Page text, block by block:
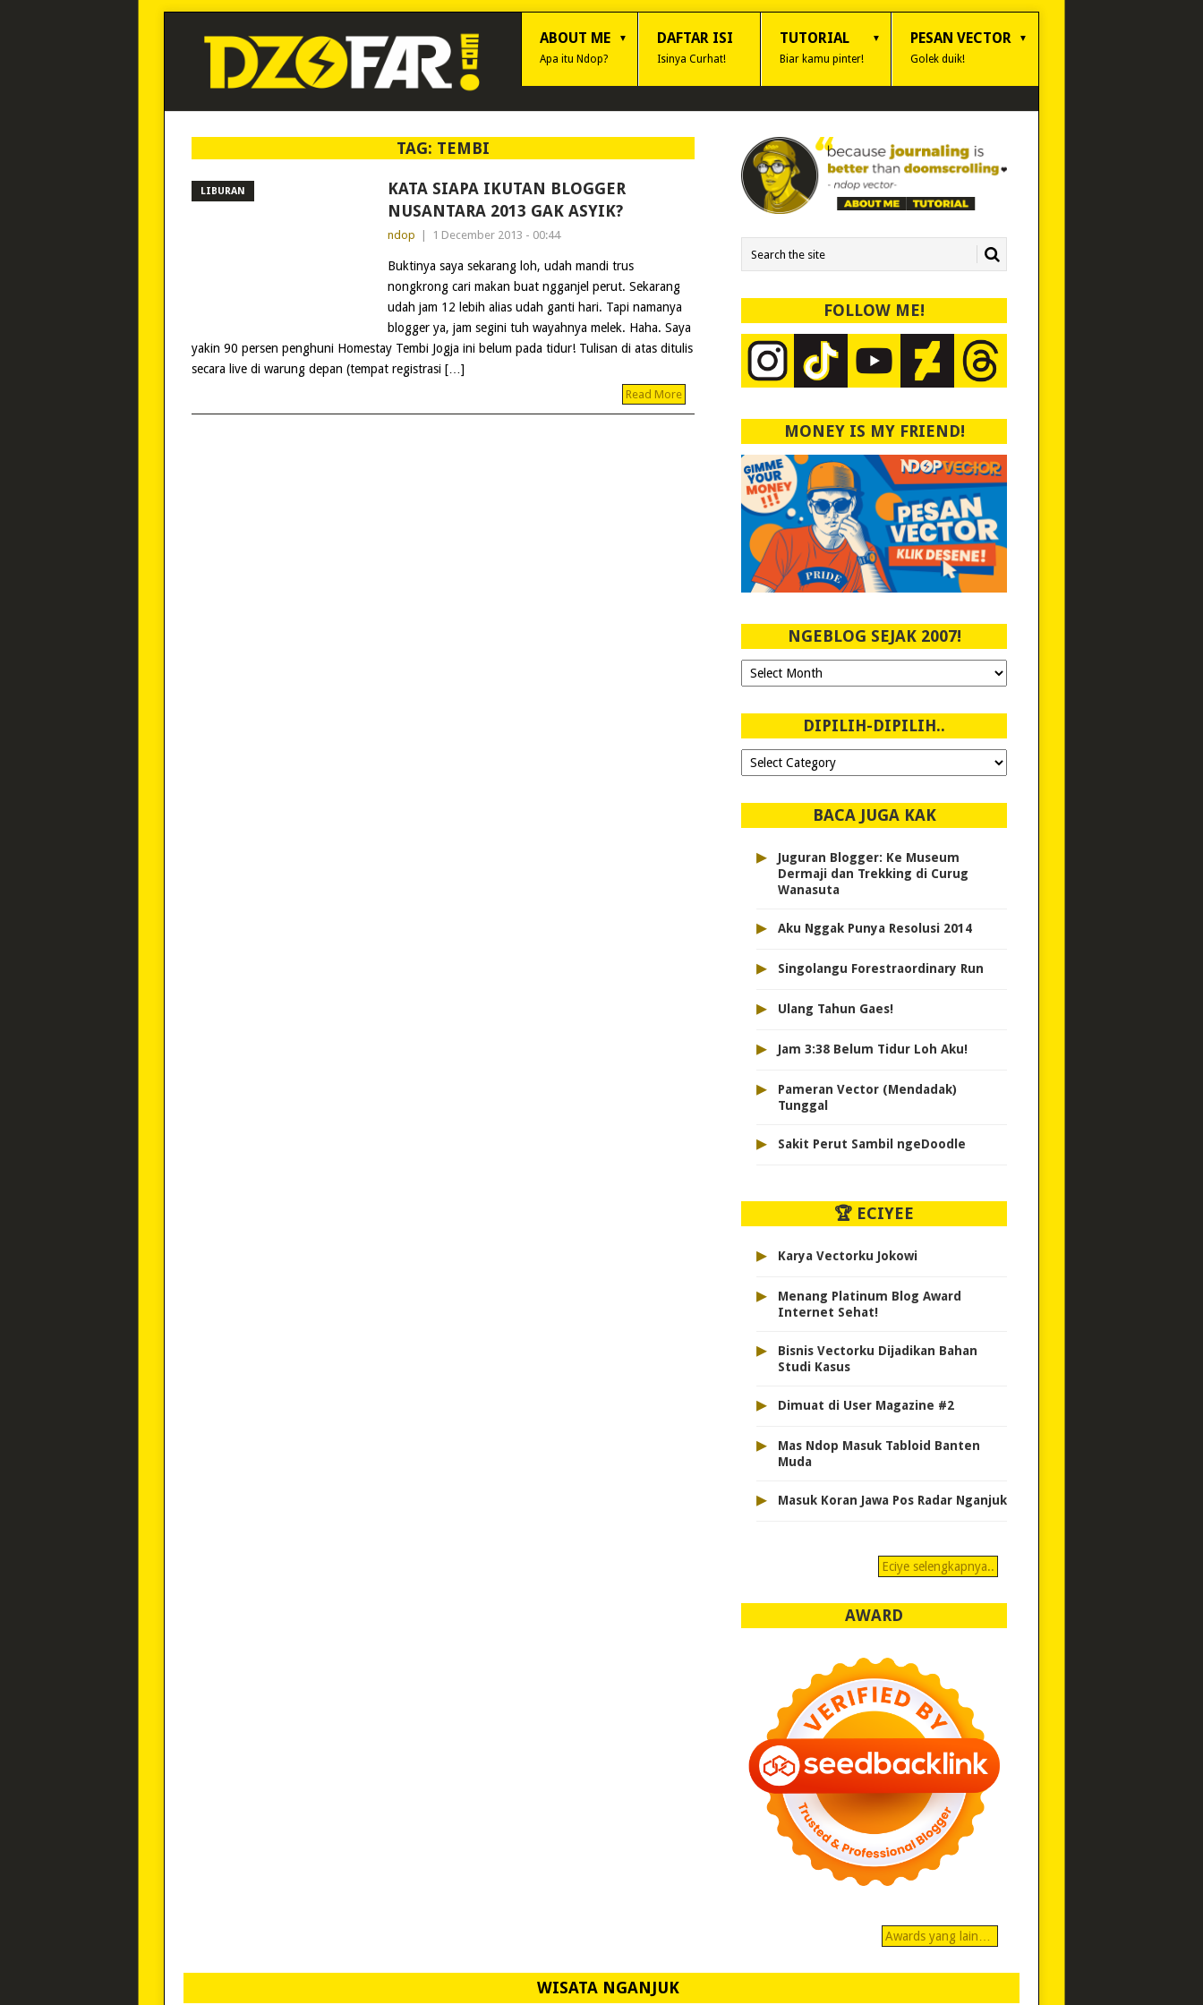
ABOUT ME
Apa itu Ndop?
DAFTAR ISI
Isinya Curhat!
TUTORIAL
Biar kamu pinter!
PESAN VECTOR
Golek duik!
TAG: TEMBI
LIBURAN
KATA SIAPA IKUTAN BLOGGER
NUSANTARA 2013 GAK ASYIK?
ndop 1 December 2013 - 00:44
Buktinya saya sekarang loh, udah mandi trus
nongkrong cari makan buat ngganjel perut. Sekarang
udah jam 12 lebih alias udah ganti hari. Tapi namanya
blogger ya, jam segini tuh wayahnya melek. Haha. Saya
yakin 90 persen penghuni Homestay Tembi Jogja ini belum pada tidur! Tulisan di atas ditulis
secara live di warung depan (tempat registrasi […]
Read More
FOLLOW ME!
MONEY IS MY FRIEND!
NGEBLOG SEJAK 2007!
Ngeblog
Sejak
DIPILIH-DIPILIH..
Dipilih-
dipilih..
BACA JUGA KAK
▸
Juguran Blogger: Ke Museum
Dermaji dan Trekking di Curug
Wanasuta
▸ Aku Nggak Punya Resolusi 2014
▸ Singolangu Forestraordinary Run
▸ Ulang Tahun Gaes!
▸ Jam 3:38 Belum Tidur Loh Aku!
▸
Pameran Vector (Mendadak)
Tunggal
▸ Sakit Perut Sambil ngeDoodle
🏆 ECIYEE
▸ Karya Vectorku Jokowi
▸
Menang Platinum Blog Award
Internet Sehat!
▸
Bisnis Vectorku Dijadikan Bahan
Studi Kasus
▸ Dimuat di User Magazine #2
▸
Mas Ndop Masuk Tabloid Banten
Muda
▸ Masuk Koran Jawa Pos Radar Nganjuk
Eciye selengkapnya..
AWARD
Awards yang lain…
WISATA NGANJUK